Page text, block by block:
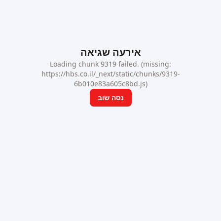
אירעה שגיאה
Loading chunk 9319 failed. (missing:
https://hbs.co.il/_next/static/chunks/9319-
6b010e83a605c8bd.js)